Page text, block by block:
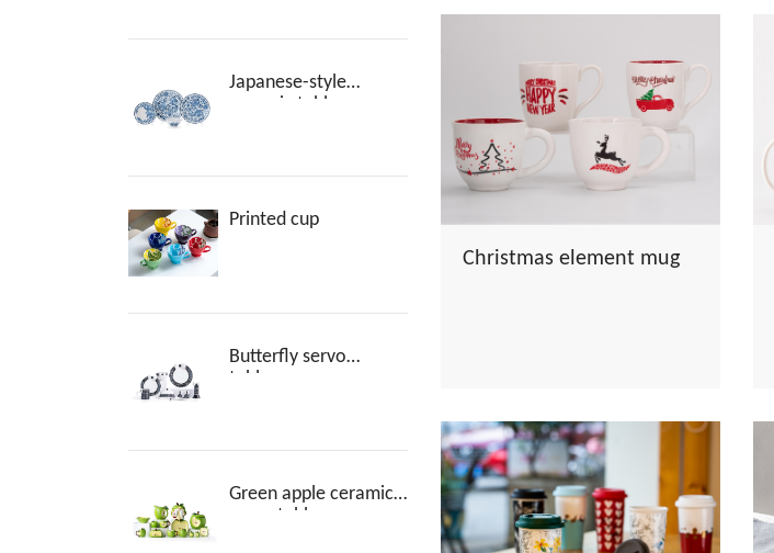
Japanese-style
ceramic tableware
Printed cup
Butterfly servo
tableware
Green apple ceramic
servo tableware
Christmas element mug